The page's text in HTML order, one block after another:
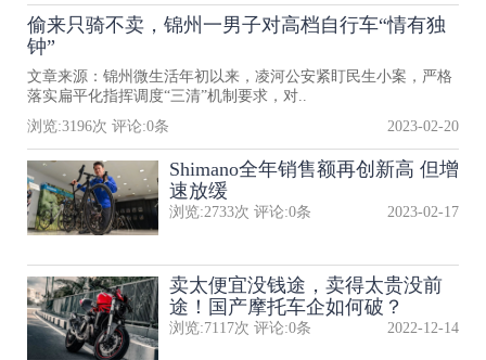
偷来只骑不卖，锦州一男子对高档自行车“情有独
钟”
文章来源：锦州微生活年初以来，凌河公安紧盯民生小案，严格
落实扁平化指挥调度“三清”机制要求，对..
浏览:3196次 评论:0条 2023-02-20
Shimano全年销售额再创新高 但增
速放缓
浏览:2733次 评论:0条 2023-02-17
卖太便宜没钱途，卖得太贵没前
途！国产摩托车企如何破？
浏览:7117次 评论:0条 2022-12-14